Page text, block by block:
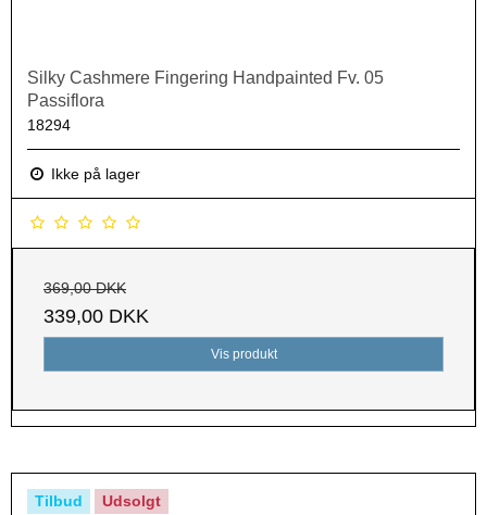
Silky Cashmere Fingering Handpainted Fv. 05
Passiflora
18294
Ikke på lager
369,00 DKK
339,00 DKK
Vis produkt
Tilbud Udsolgt